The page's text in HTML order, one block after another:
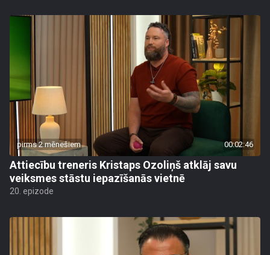
pirms 2 mēnešiem 00:02:46
Attiecību treneris Kristaps Ozoliņš atklāj savu
veiksmes stāstu iepazīšanās vietnē
20. epizode